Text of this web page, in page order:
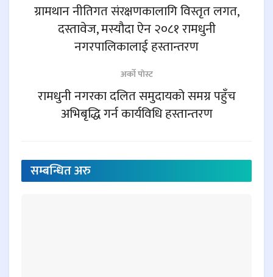
ग्रामथान नीतिगत संरक्षणकालागि विस्तृत लगत,
दस्तावेज, मस्यौदा ऐन २०८१ रामधुनी
नगरपालिकालाई हस्तान्तरण
अर्काे पाेस्ट
रामधुनी नगरका दलित समुदायको समग्र पहुँच
अभिबृद्धि गर्न कार्यविधि हस्तान्तरण
सम्बन्धितअरु